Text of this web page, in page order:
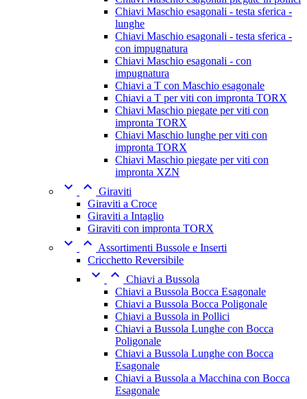
Chiavi Maschio esagonali - testa sferica -
lunghe
Chiavi Maschio esagonali - testa sferica -
con impugnatura
Chiavi Maschio esagonali - con
impugnatura
Chiavi a T con Maschio esagonale
Chiavi a T per viti con impronta TORX
Chiavi Maschio piegate per viti con
impronta TORX
Chiavi Maschio lunghe per viti con
impronta TORX
Chiavi Maschio piegate per viti con
impronta XZN
  Giraviti
Giraviti a Croce
Giraviti a Intaglio
Giraviti con impronta TORX
  Assortimenti Bussole e Inserti
Cricchetto Reversibile
  Chiavi a Bussola
Chiavi a Bussola Bocca Esagonale
Chiavi a Bussola Bocca Poligonale
Chiavi a Bussola in Pollici
Chiavi a Bussola Lunghe con Bocca
Poligonale
Chiavi a Bussola Lunghe con Bocca
Esagonale
Chiavi a Bussola a Macchina con Bocca
Esagonale